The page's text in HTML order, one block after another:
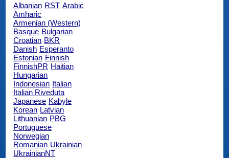
Albanian RST Arabic
Amharic
Armenian (Western)
Basque Bulgarian
Croatian BKR
Danish Esperanto
Estonian Finnish
FinnishPR Haitian
Hungarian
Indonesian Italian
Italian Riveduta
Japanese Kabyle
Korean Latvian
Lithuanian PBG
Portuguese
Norwegian
Romanian Ukrainian
UkrainianNT